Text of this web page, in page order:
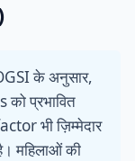
के अनुसार,
प्रभावित
भी ज़िम्मेदार
महिलाओं की